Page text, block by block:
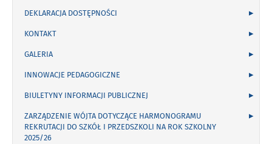
DEKLARACJA DOSTĘPNOŚCI
KONTAKT
GALERIA
INNOWACJE PEDAGOGICZNE
BIULETYNY INFORMACJI PUBLICZNEJ
ZARZĄDZENIE WÓJTA DOTYCZĄCE HARMONOGRAMU
REKRUTACJI DO SZKÓŁ I PRZEDSZKOLI NA ROK SZKOLNY
2025/26